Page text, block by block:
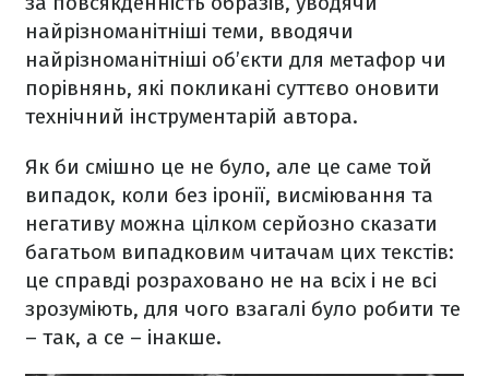
найрізноманітніші теми, вводячи
найрізноманітніші об’єкти для метафор чи
порівнянь, які покликані суттєво оновити
технічний інструментарій автора.
Як би смішно це не було, але це саме той
випадок, коли без іронії, висміювання та
негативу можна цілком серйозно сказати
багатьом випадковим читачам цих текстів:
це справді розраховано не на всіх і не всі
зрозуміють, для чого взагалі було робити те
– так, а се – інакше.